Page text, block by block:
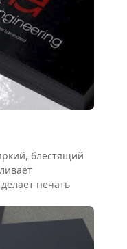
блестящий
печать